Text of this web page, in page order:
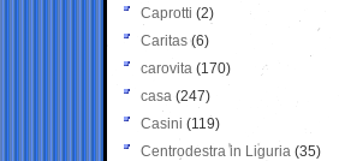
Caprotti (2)
Caritas (6)
carovita (170)
casa (247)
Casini (119)
Centrodestra in Liguria (35)